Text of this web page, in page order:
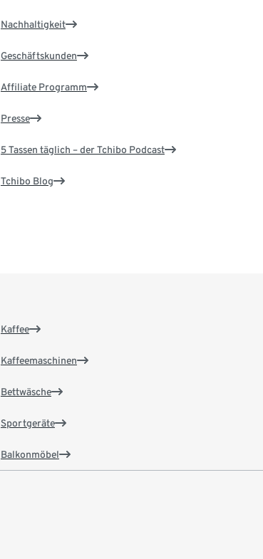
Nachhaltigkeit
Geschäftskunden
Affiliate Programm
Presse
5 Tassen täglich – der Tchibo Podcast
Tchibo Blog
Kaffee
Kaffeemaschinen
Bettwäsche
Sportgeräte
Balkonmöbel